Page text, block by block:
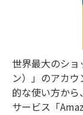
世界最大のシ
ン）」のアカ
的な使い方か
サービス「